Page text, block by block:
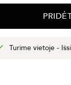
Turime vietoje -